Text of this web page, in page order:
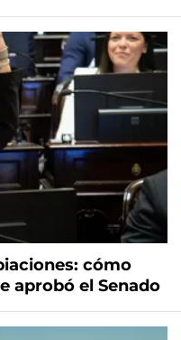
cómo
aprobó el Senado